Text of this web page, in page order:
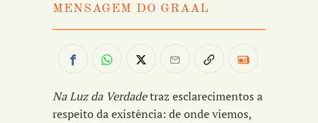
MENSAGEM DO GRAAL
Na Luz da Verdadetraz esclarecimentos a
respeito da existência: de onde viemos,